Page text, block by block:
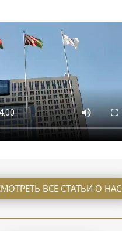
ВСЕ СТАТЬИ О НАС